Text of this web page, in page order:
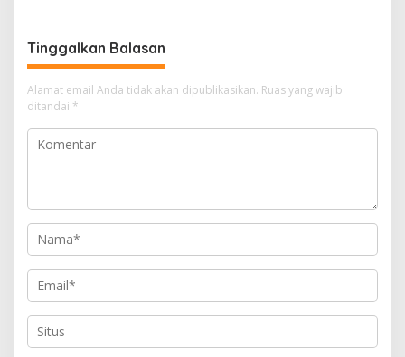
Anak
Tinggalkan Balasan
Alamat email Anda tidak akan dipublikasikan. Ruas yang wajib
ditandai *